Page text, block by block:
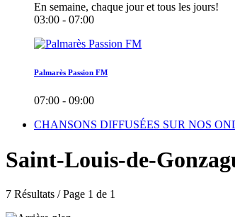
En semaine, chaque jour et tous les jours!
03:00 - 07:00
Palmarès Passion FM
07:00 - 09:00
CHANSONS DIFFUSÉES SUR NOS
Saint-Louis-de-
7 Résultats / Page 1 de 1